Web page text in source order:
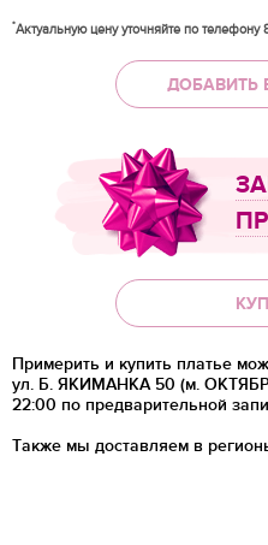
*Актуальную цену уточняйте по телефону
Примерить и купить платье
ул. Б. ЯКИМАНКА 50 (м.
22:00 по предварительной
Также мы доставляем в